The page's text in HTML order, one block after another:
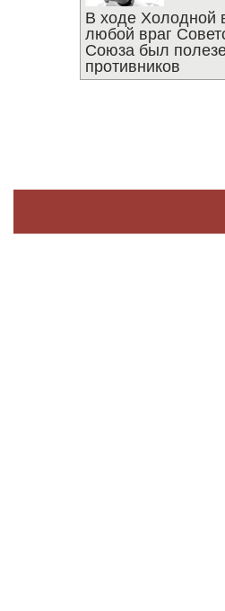
В ходе Холодной
любой враг
Союза был
противников